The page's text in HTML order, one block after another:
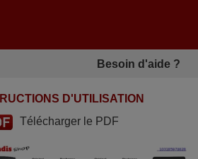
Besoin d'aide ?
D'UTILISATION
Télécharger le PDF